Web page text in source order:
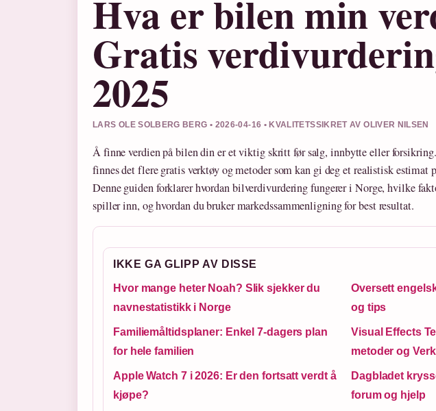
Hva er bilen min
Gratis
2025
LARS OLE SOLBERG BERG • 2026-04-16 • KVALITETSSIKRET AV OLIVER NILSEN
Å finne verdien på bilen din er et viktig skritt før salg, innbytte eller
finnes det flere gratis verktøy og metoder som kan gi deg et realistisk estimat
Denne guiden forklarer hvordan bilverdivurdering fungerer i Norge, hvilke
spiller inn, og hvordan du bruker markedssammenligning for best resultat.
IKKE GA GLIPP AV DISSE
Hvor mange heter Noah? Slik sjekker du
navnestatistikk i Norge
Oversett
og tips
Familiemåltidsplaner: Enkel 7-dagers plan
for hele familien
Visual Effects
metoder og
Apple Watch 7 i 2026: Er den fortsatt verdt å
kjøpe?
Dagbladet
forum og hjelp